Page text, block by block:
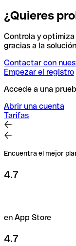
¿Quieres
Controla y
gracias a la
Contactar con
Empezar el registro
Accede a una
Abrir una cuenta
Tarifas
Encuentra el mejor
4.7
en App Store
4.7